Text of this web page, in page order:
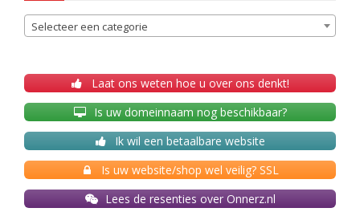
Selecteer een categorie
Laat ons weten hoe u over ons denkt!
Is uw domeinnaam nog beschikbaar?
Ik wil een betaalbare website
Is uw website/shop wel veilig? SSL
Lees de resenties over Onnerz.nl